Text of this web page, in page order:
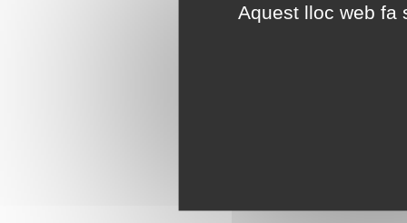
Aquest lloc web fa